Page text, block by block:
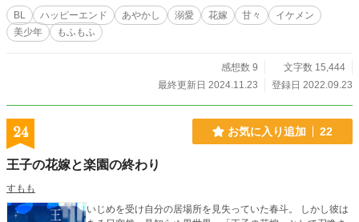
BL ハッピーエンド あやかし 溺愛 花嫁 甘々
イケメン
美少年
もふもふ
感想数 9
文字数 15,444
最終更新日 2024.11.23
登録日 2022.09.23
24 お気に入り追加 22
王子の花嫁と楽園の終わり
すもも
いじめを受け自分の居場所を見失っていた春斗。 しかし彼は